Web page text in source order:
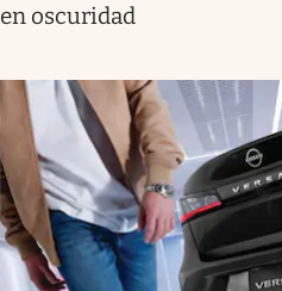
en oscuridad